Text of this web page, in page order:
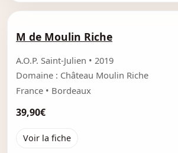
M de Moulin Riche
A.O.P. Saint-Julien • 2019
Domaine : Château Moulin Riche
France • Bordeaux
39,90€
Voir la fiche